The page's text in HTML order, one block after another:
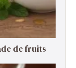
de fruits